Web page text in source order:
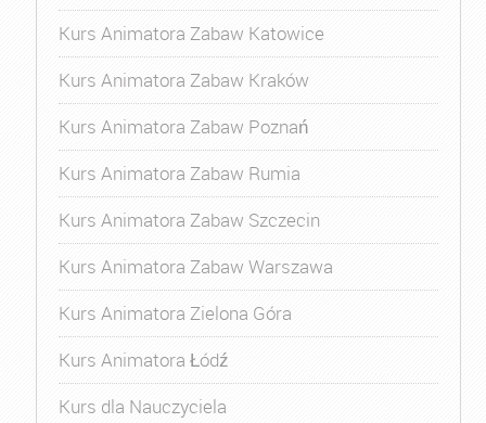
Kurs Animatora Zabaw Katowice
Kurs Animatora Zabaw Kraków
Kurs Animatora Zabaw Poznań
Kurs Animatora Zabaw Rumia
Kurs Animatora Zabaw Szczecin
Kurs Animatora Zabaw Warszawa
Kurs Animatora Zielona Góra
Kurs Animatora Łódź
Kurs dla Nauczyciela